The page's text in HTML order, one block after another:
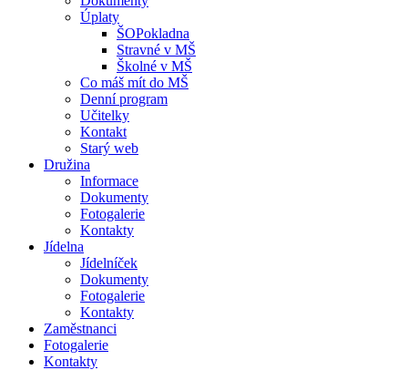
Úplaty
ŠOPokladna
Stravné v MŠ
Školné v MŠ
Co máš mít do MŠ
Denní program
Učitelky
Kontakt
Starý web
Družina
Informace
Dokumenty
Fotogalerie
Kontakty
Jídelna
Jídelníček
Dokumenty
Fotogalerie
Kontakty
Zaměstnanci
Fotogalerie
Kontakty